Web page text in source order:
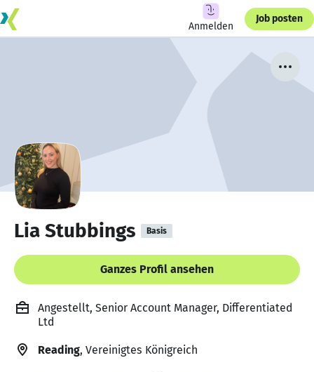
Anmelden
Job posten
Lia Stubbings Basis
Ganzes Profil ansehen
Angestellt, Senior Account Manager, Differentiated
Ltd
Reading, Vereinigtes Königreich